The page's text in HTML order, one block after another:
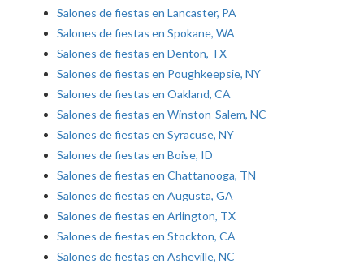
Salones de fiestas en Lancaster, PA
Salones de fiestas en Spokane, WA
Salones de fiestas en Denton, TX
Salones de fiestas en Poughkeepsie, NY
Salones de fiestas en Oakland, CA
Salones de fiestas en Winston-Salem, NC
Salones de fiestas en Syracuse, NY
Salones de fiestas en Boise, ID
Salones de fiestas en Chattanooga, TN
Salones de fiestas en Augusta, GA
Salones de fiestas en Arlington, TX
Salones de fiestas en Stockton, CA
Salones de fiestas en Asheville, NC